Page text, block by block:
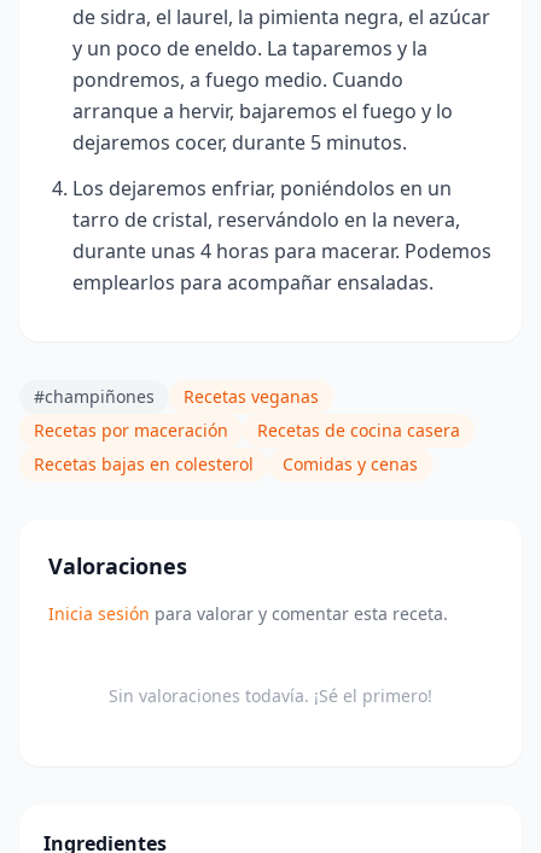
de sidra, el laurel, la pimienta negra, el azúcar
y un poco de eneldo. La taparemos y la
pondremos, a fuego medio. Cuando
arranque a hervir, bajaremos el fuego y lo
dejaremos cocer, durante 5 minutos.
Los dejaremos enfriar, poniéndolos en un
tarro de cristal, reservándolo en la nevera,
durante unas 4 horas para macerar. Podemos
emplearlos para acompañar ensaladas.
#champiñones
Recetas veganas
Recetas por maceración
Recetas de cocina casera
Recetas bajas en colesterol
Comidas y cenas
Valoraciones
Inicia sesión para valorar y comentar esta receta.
Sin valoraciones todavía. ¡Sé el primero!
Ingredientes